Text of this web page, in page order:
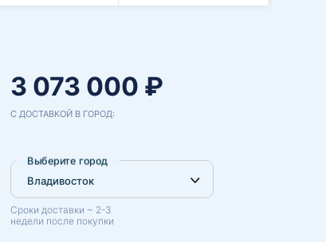
3 073 000 ₽
С ДОСТАВКОЙ В ГОРОД:
Выберите город
Сроки доставки ~ 2-3
недели после покупки